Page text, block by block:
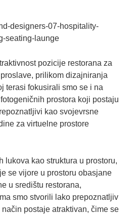
pozicije restorana za
prilikom dizajniranja
terasi fokusirali smo se i na
prostora koji postaju
kao svojevrsne
za virtuelne prostore
lukova kao struktura u prostoru,
se vijore u prostoru obasjane
u središtu restorana,
smo stvorili lako prepoznatljiv
postaje atraktivan, čime se